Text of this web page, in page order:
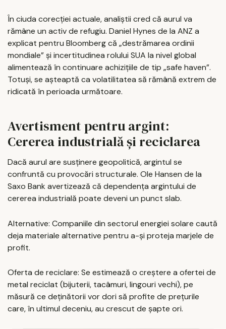
În ciuda corecției actuale, analiștii cred că aurul va
rămâne un activ de refugiu. Daniel Hynes de la ANZ a
explicat pentru Bloomberg că „destrămarea ordinii
mondiale” și incertitudinea rolului SUA la nivel global
alimentează în continuare achizițiile de tip „safe haven”.
Totuși, se așteaptă ca volatilitatea să rămână extrem de
ridicată în perioada următoare.
Avertisment pentru argint:
Cererea industrială și reciclarea
Dacă aurul are susținere geopolitică, argintul se
confruntă cu provocări structurale. Ole Hansen de la
Saxo Bank avertizează că dependența argintului de
cererea industrială poate deveni un punct slab.
Alternative: Companiile din sectorul energiei solare caută
deja materiale alternative pentru a-și proteja marjele de
profit.
Oferta de reciclare: Se estimează o creștere a ofertei de
metal reciclat (bijuterii, tacâmuri, lingouri vechi), pe
măsură ce deținătorii vor dori să profite de prețurile
care, în ultimul deceniu, au crescut de șapte ori.